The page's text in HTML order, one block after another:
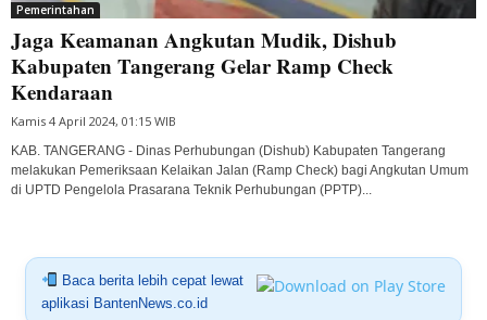
Pemerintahan
Jaga Keamanan Angkutan Mudik, Dishub
Kabupaten Tangerang Gelar Ramp Check
Kendaraan
Kamis 4 April 2024, 01:15 WIB
KAB. TANGERANG - Dinas Perhubungan (Dishub) Kabupaten Tangerang
melakukan Pemeriksaan Kelaikan Jalan (Ramp Check) bagi Angkutan Umum
di UPTD Pengelola Prasarana Teknik Perhubungan (PPTP)...
Baca berita lebih cepat lewat
aplikasi BantenNews.co.id